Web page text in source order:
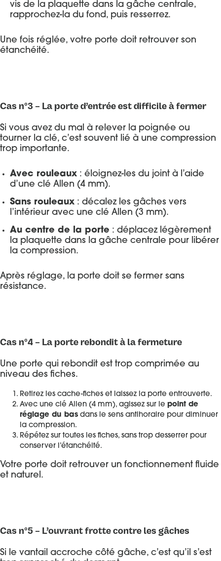
vis de la plaquette dans la gâche centrale,
rapprochez-la du fond, puis resserrez.
Une fois réglée, votre porte doit retrouver son
étanchéité.
Cas n°3 – La porte d’entrée est difficile à fermer
Si vous avez du mal à relever la poignée ou
tourner la clé, c’est souvent lié à une compression
trop importante.
Avec rouleaux: éloignez-les du joint à l’aide
d’une clé Allen (4 mm).
Sans rouleaux: décalez les gâches vers
l’intérieur avec une clé Allen (3 mm).
Au centre de la porte : déplacez légèrement
la plaquette dans la gâche centrale pour libérer
la compression.
Après réglage, la porte doit se fermer sans
résistance.
Cas n°4 – La porte rebondit à la fermeture
Une porte qui rebondit est trop comprimée au
niveau des fiches.
Retirez les cache-fiches et laissez la porte entrouverte.
Avec une clé Allen (4 mm), agissez sur le point de
réglage du bas dans le sens antihoraire pour diminuer
la compression.
Répétez sur toutes les fiches, sans trop desserrer pour
conserver l’étanchéité.
Votre porte doit retrouver un fonctionnement fluide
et naturel.
Cas n°5 – L’ouvrant frotte contre les gâches
Si le vantail accroche côté gâche, c’est qu’il s’est